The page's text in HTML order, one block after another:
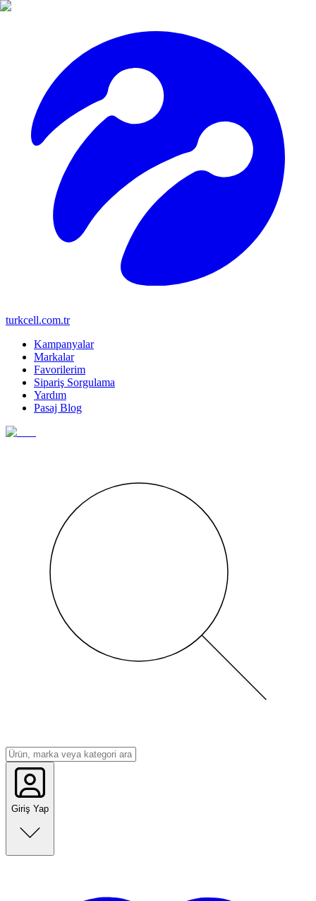
turkcell.com.tr
Kampanyalar
Markalar
Favorilerim
Sipariş Sorgulama
Yardım
Pasaj Blog
Giriş Yap